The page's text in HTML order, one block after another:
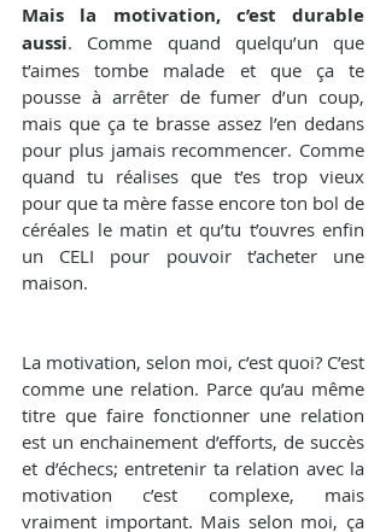
Mais la motivation, c’est durable
aussi. Comme quand quelqu’un que
t’aimes tombe malade et que ça te
pousse à arrêter de fumer d’un coup,
mais que ça te brasse assez l’en dedans
pour plus jamais recommencer. Comme
quand tu réalises que t’es trop vieux
pour que ta mère fasse encore ton bol de
céréales le matin et qu’tu t’ouvres enfin
un CELI pour pouvoir t’acheter une
maison.
La motivation, selon moi, c’est quoi? C’est
comme une relation. Parce qu’au même
titre que faire fonctionner une relation
est un enchainement d’efforts, de succès
et d’échecs; entretenir ta relation avec la
motivation c’est complexe, mais
vraiment important. Mais selon moi, ça